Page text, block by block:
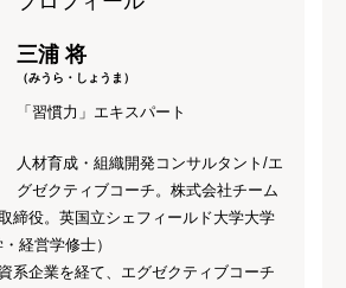
三浦 将
（みうら・しょうま）
「習慣力」エキスパート
人材育成・組織開発コンサルタント/エ
グゼクティブコーチ。株式会社チーム
締役。英国立シェフィールド大学大学
経営学修士）
系企業を経て、エグゼクティブコーチ